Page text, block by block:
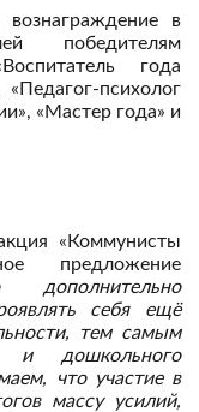
вознаграждение в
победителям
года
психолог
«Мастер года» и
«Коммунисты
предложение
дополнительно
себя ещё
тем самым
и дошкольного
что участие в
массу усилий,